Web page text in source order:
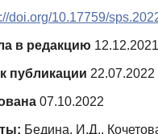
doi.org/10.17759/
в редакцию 12.12.2021
публикации 22.07.2022
07.10.2022
Бедина, И.Д.,